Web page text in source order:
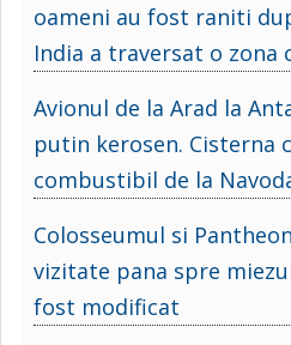
oameni au fost raniti
India a traversat o zona
Avionul de la Arad la
putin kerosen. Cisterna
combustibil de la
Colosseumul si
vizitate pana spre
fost modificat